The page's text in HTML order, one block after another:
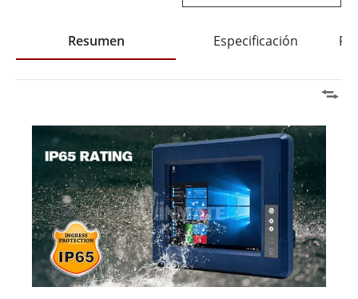
Resumen Especificación